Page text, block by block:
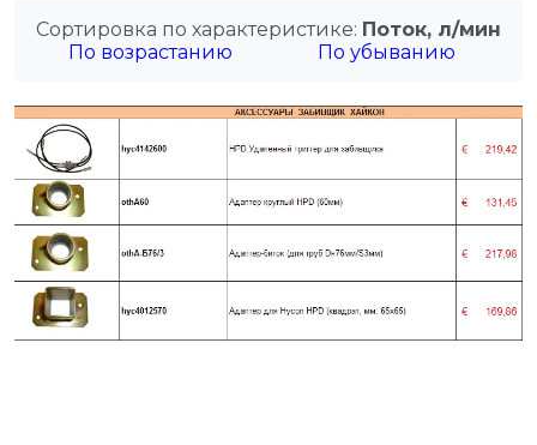
Сортировка по характеристике: Поток, л/мин
По возрастанию
По убыванию